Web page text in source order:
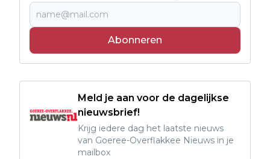
Abonneren
Meld je aan voor de dagelijkse
nieuwsbrief!
Krijg iedere dag het laatste nieuws
van Goeree-Overflakkee Nieuws in je
mailbox